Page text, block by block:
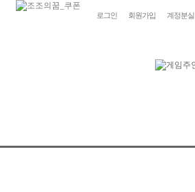
로그인 회원가입 계정분실